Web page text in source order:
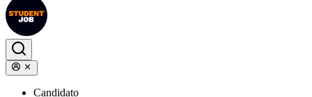
Candidato